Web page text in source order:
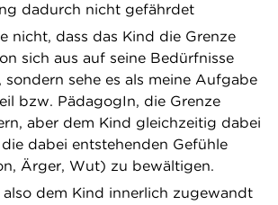
dadurch nicht gefährdet
nicht, dass das Kind die Grenze
sich aus auf seine Bedürfnisse
sondern sehe es als meine Aufgabe
bzw. PädagogIn, die Grenze
aber dem Kind gleichzeitig dabei
dabei entstehenden Gefühle
Ärger, Wut) zu bewältigen.
dem Kind innerlich zugewandt